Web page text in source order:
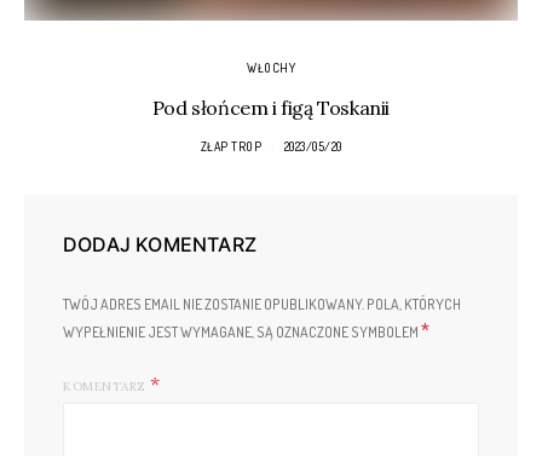
WŁOCHY
Pod słońcem i figą Toskanii
ZŁAP TROP 2023/05/20
DODAJ KOMENTARZ
TWÓJ ADRES EMAIL NIE ZOSTANIE OPUBLIKOWANY. POLA, KTÓRYCH
WYPEŁNIENIE JEST WYMAGANE, SĄ OZNACZONE SYMBOLEM *
KOMENTARZ